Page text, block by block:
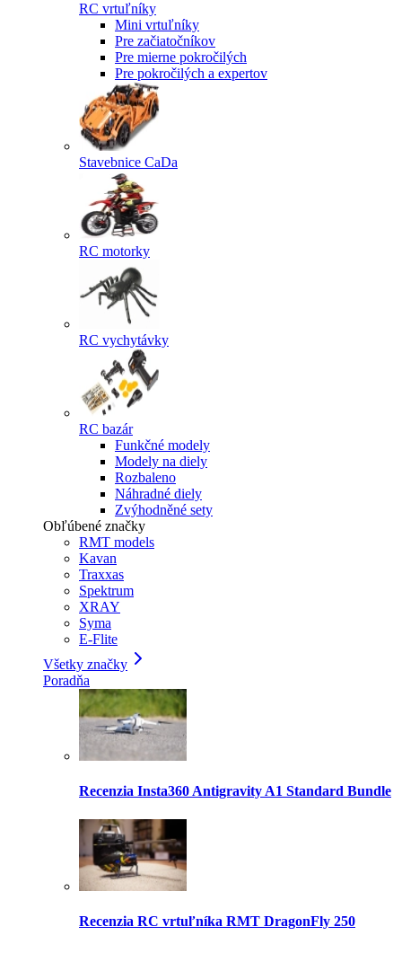
RC vrtuľníky
Mini vrtuľníky
Pre začiatočníkov
Pre mierne pokročilých
Pre pokročilých a expertov
Stavebnice CaDa
RC motorky
RC vychytávky
RC bazár
Funkčné modely
Modely na diely
Rozbaleno
Náhradné diely
Zvýhodněné sety
Obľúbené značky
RMT models
Kavan
Traxxas
Spektrum
XRAY
Syma
E-Flite
Všetky značky
Poradňa
Recenzia Insta360 Antigravity A1 Standard Bundle
Recenzia RC vrtuľníka RMT DragonFly 250